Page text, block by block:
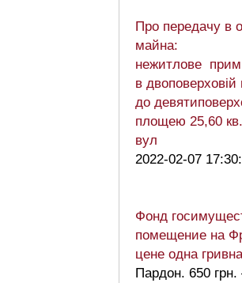
Про передачу в
майна:
нежитлове
в двоповерховій
до
площею 25,60
вул
2022-02-07
Фонд
помещение на
цене одна
Пардон. 650